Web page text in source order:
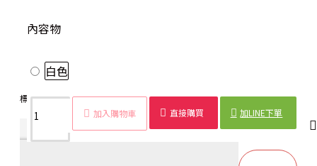
內容物
白色
加入購物車 直接購買 加LINE下單
標籤： 床邊桌 簡約 可升降 桌子 升降桌 電腦桌 辦公桌 書桌
商品詳情 配送時間